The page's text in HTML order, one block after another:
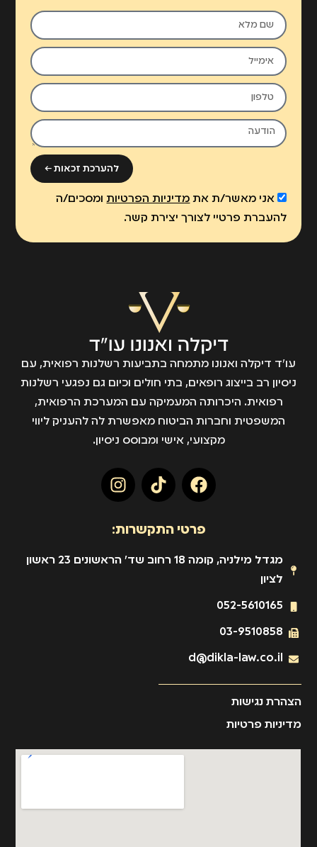
אני מאשר/ת את מדיניות הפרטיותומסכים/ה
להעברת פרטיי לצורך יצירת קשר.
להערכת זכאות ←
עו״ד דיקלה ואנונו מתמחה בתביעות רשלנות רפואית, עם
ניסיון רב בייצוג רופאים, בתי חולים וכיום גם נפגעי רשלנות
רפואית. היכרותה המעמיקה עם המערכת הרפואית,
המשפטית וחברות הביטוח מאפשרת לה להעניק ליווי
מקצועי, אישי ומבוסס ניסיון.
פרטי התקשרות:
מגדל מילניה, קומה 18 רחוב שד' הראשונים 23 ראשון
לציון
052-5610165
03-9510858
d@dikla-law.co.il
הצהרת נגישות
מדיניות פרטיות